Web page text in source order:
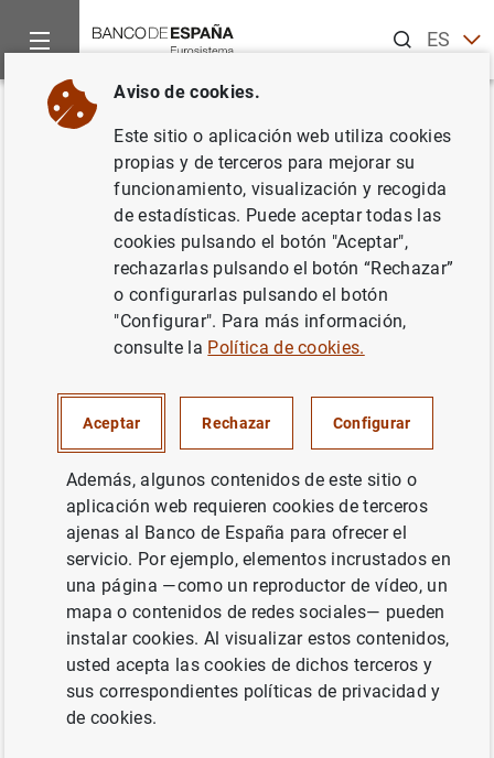
ESEN
Inicio Noticias y eventos
Volver
Comunicado de la CE, el BCE y
el FMI sobre la segunda misión
de evaluación en Portugal
Comunicado de la CE, el BCE y el FMI sobre
la segunda misión de evaluación en
Portugal (72KB)
Anterior
Estadísticas de fondos de i...
Siguiente
Estado financiero consolida...
Aviso de cookies.
Este sitio o aplicación web utiliza cookies
propias y de terceros para mejorar su
funcionamiento, visualización y recogida
de estadísticas. Puede aceptar todas las
cookies pulsando el botón "Aceptar",
rechazarlas pulsando el botón “Rechazar”
o configurarlas pulsando el botón
"Configurar". Para más información,
consulte la Política de cookies.
Aceptar Rechazar Configurar
Además, algunos contenidos de este sitio o
aplicación web requieren cookies de terceros
ajenas al Banco de España para ofrecer el
servicio. Por ejemplo, elementos incrustados en
una página —como un reproductor de vídeo, un
mapa o contenidos de redes sociales— pueden
instalar cookies. Al visualizar estos contenidos,
usted acepta las cookies de dichos terceros y
sus correspondientes políticas de privacidad y
de cookies.